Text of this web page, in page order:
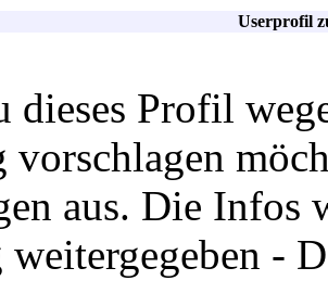
Userprofil
dieses Profil
vorschlagen
aus. Die Infos
-